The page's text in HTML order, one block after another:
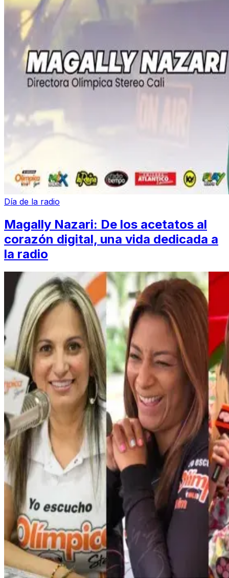
Día de la radio
Magally Nazari: De los acetatos al
corazón digital, una vida dedicada a
la radio